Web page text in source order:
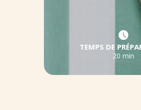
TEMPS DE
20 min